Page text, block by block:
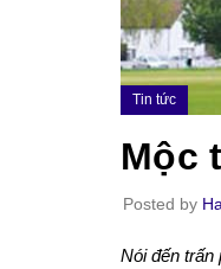
Tin tức
Mộc
Posted by
Nói đến trấn